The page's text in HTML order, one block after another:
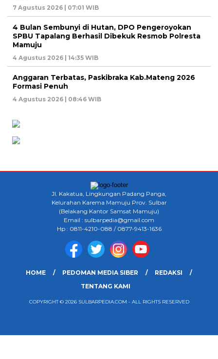
7 Agustus 2026 | 07:01 WIB
4 Bulan Sembunyi di Hutan, DPO Pengeroyokan
SPBU Tapalang Berhasil Dibekuk Resmob Polresta
Mamuju
4 Agustus 2026 | 14:35 WIB
Anggaran Terbatas, Paskibraka Kab.Mateng 2026
Formasi Penuh
4 Agustus 2026 | 08:46 WIB
Jl. Kakatua, Lingkungan Padang Panga,
Kelurahan Karema Mamuju Prov. Sulbar
(Belakang Kantor Samsat Mamuju)
Email : sulbarpedia@gmail.com
Hp : 0811-4210-088 / 0877-9413-1636
HOME PEDOMAN MEDIA SIBER
REDAKSI
TENTANG KAMI
COPYRIGHT © 2026 SULBARPEDIA.COM - ALL RIGHTS RESERVED